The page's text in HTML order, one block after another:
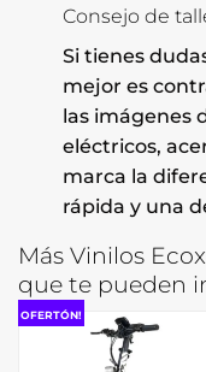
Consejo de
Si tienes
mejor es
las imágenes
eléctricos,
marca la
rápida y una
Más Vinilos
que te pueden
OFERTÓN!